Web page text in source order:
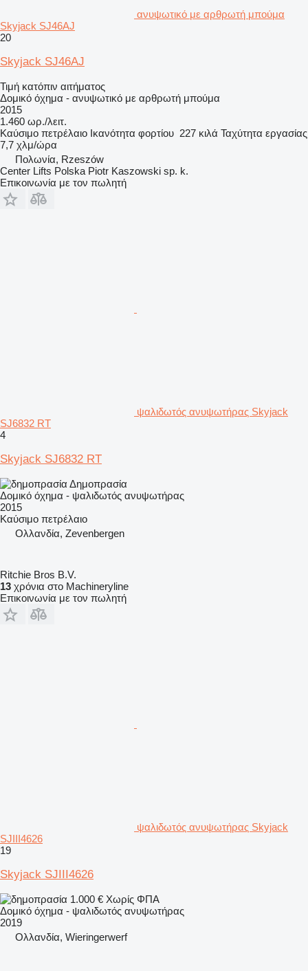
ανυψωτικό με αρθρωτή μπούμα
Skyjack SJ46AJ
20
Skyjack SJ46AJ
Τιμή κατόπιν αιτήματος
Δομικό όχημα - ανυψωτικό με αρθρωτή μπούμα
2015
1.460 ωρ./λειτ.
Καύσιμο πετρέλαιο Ικανότητα φορτίου 227 κιλά Ταχύτητα εργασίας
7,7 χλμ/ώρα
Πολωνία, Rzeszów
Center Lifts Polska Piotr Kaszowski sp. k.
Επικοινωνία με τον πωλητή
ψαλιδωτός ανυψωτήρας Skyjack
SJ6832 RT
4
Skyjack SJ6832 RT
Δημοπρασία
Δομικό όχημα - ψαλιδωτός ανυψωτήρας
2015
Καύσιμο πετρέλαιο
Ολλανδία, Zevenbergen
Ritchie Bros B.V.
13 χρόνια στο Machineryline
Επικοινωνία με τον πωλητή
ψαλιδωτός ανυψωτήρας Skyjack
SJIII4626
19
Skyjack SJIII4626
1.000 € Χωρίς ΦΠΑ
Δομικό όχημα - ψαλιδωτός ανυψωτήρας
2019
Ολλανδία, Wieringerwerf